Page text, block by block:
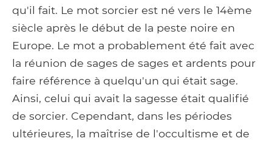
qu'il fait. Le mot sorcier est né vers le 14ème
siècle après le début de la peste noire en
Europe. Le mot a probablement été fait avec
la réunion de sages de sages et ardents pour
faire référence à quelqu'un qui était sage.
Ainsi, celui qui avait la sagesse était qualifié
de sorcier. Cependant, dans les périodes
ultérieures, la maîtrise de l'occultisme et de